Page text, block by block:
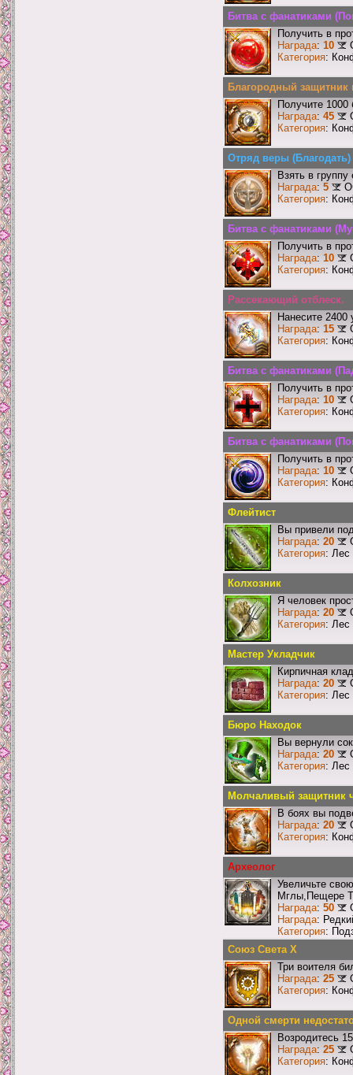
Битва с фанатиками
Получить в
Награда: 10
Категория:
Благородный защитник
Получите 1000
Награда: 45
Категория:
Отряд веры (Благодать)
Взять в
Награда: 5
Категория:
Битва с фанатиками
Получить в
Награда: 10
Категория:
Рассекающий отблеск.
Нанесите 2400
Награда: 15
Категория:
Битва с фанатиками
Получить в
Награда: 10
Категория:
Битва с фанатиками
Получить в
Награда: 10
Категория:
Флейтист
Вы привели
Награда: 20
Категория: Лес
Колхозник
Я человек
Награда: 20
Категория: Лес
Мастер Укладчик
Кирпичная
Награда: 20
Категория: Лес
Бюро Находок
Вы вернули
Награда: 20
Категория: Лес
Молчаливый защитник
В боях вы
Награда: 20
Категория:
Археолог
Увеличьте
Мглы,Пещере
Награда: 50
Награда:
Категория:
Союз Света X
Три воителя
Награда: 25
Категория:
Одной смерти
Возродитесь
Награда: 25
Категория: